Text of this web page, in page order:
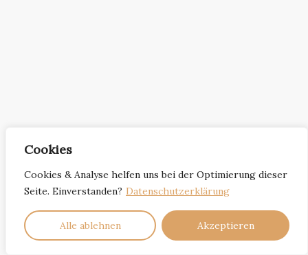
Cookies
Cookies & Analyse helfen uns bei der Optimierung dieser
Seite. Einverstanden? Datenschutzerklärung
Alle ablehnen Akzeptieren